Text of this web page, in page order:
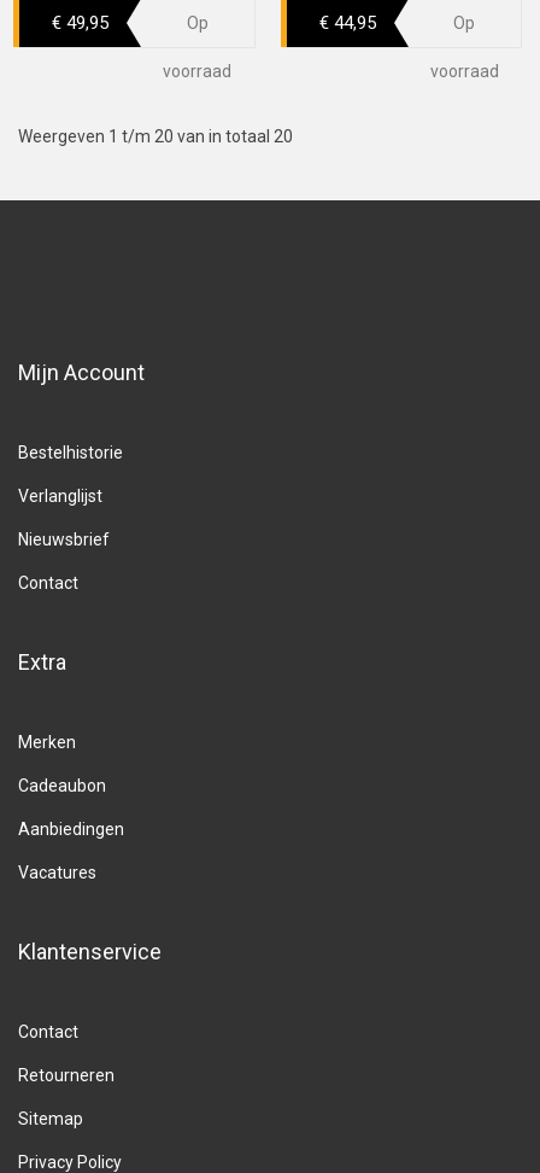
€ 49,95 Op
voorraad
€ 44,95 Op
voorraad
Weergeven 1 t/m 20 van in totaal 20
Mijn Account
Bestelhistorie
Verlanglijst
Nieuwsbrief
Contact
Extra
Merken
Cadeaubon
Aanbiedingen
Vacatures
Klantenservice
Contact
Retourneren
Sitemap
Privacy Policy